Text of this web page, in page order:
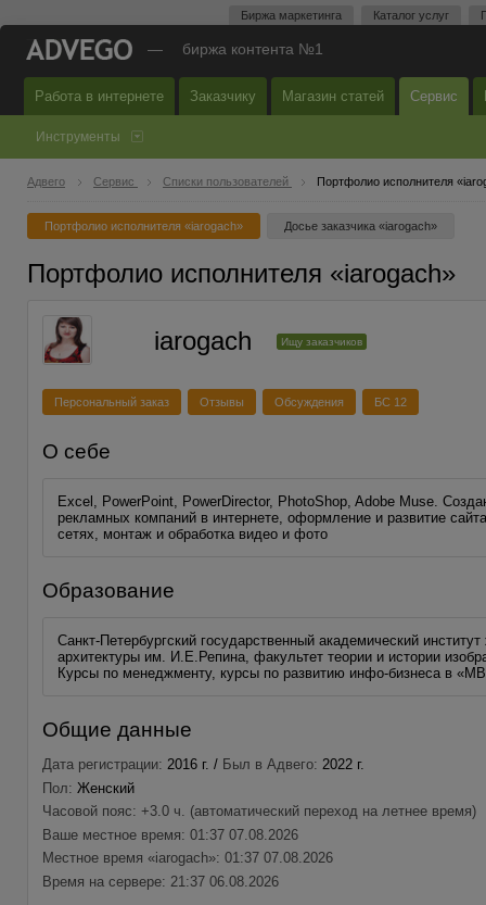
Биржа маркетинга Каталог услуг
— биржа контента №1
Работа в интернете Заказчику Магазин статей Сервис
Инструменты
Адвего Сервис Списки пользователей Портфолио исполнителя
Портфолио исполнителя «iarogach» Досье заказчика «iarogach»
Портфолио исполнителя «iarogach»
iarogach Ищу заказчиков
Персональный заказ Отзывы Обсуждения БС 12
О себе
Excel, PowerPoint, PowerDirector, PhotoShop, Adobe Muse.
рекламных компаний в интернете, оформление и развитие
сетях, монтаж и обработка видео и фото
Образование
Санкт-Петербургский государственный академический
архитектуры им. И.Е.Репина, факультет теории и истории
Курсы по менеджменту, курсы по развитию инфо-бизнеса в
Общие данные
Дата регистрации: 2016 г. / Был в Адвего: 2022 г.
Пол: Женский
Часовой пояс: +3.0 ч. (автоматический переход на летнее время)
Ваше местное время: 01:37 07.08.2026
Местное время «iarogach»: 01:37 07.08.2026
Время на сервере: 21:37 06.08.2026